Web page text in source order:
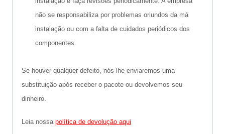
não se responsabiliza por problemas oriundos da má
instalação ou com a falta de cuidados periódicos dos
componentes.
Se houver qualquer defeito, nós lhe enviaremos uma
substituição após receber o pacote ou devolvemos seu
dinheiro.
Leia nossa política de devolução aqui